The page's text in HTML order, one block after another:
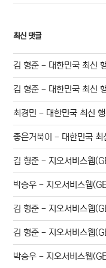
최신 댓글
김 형준 - 대한민국 최신
김 형준 - 대한민국 최신
최경민 - 대한민국 최신
좋은거북이 - 대한민국
김 형준 -지오서비스웹
박승우 -지오서비스웹
김 형준 -지오서비스웹
김 형준 -지오서비스웹
박승우 -지오서비스웹